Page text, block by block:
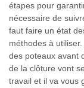
étapes pour
nécessaire de
faut faire un état
méthodes à
des poteaux avant
de la clôture vont
travail et il va vous